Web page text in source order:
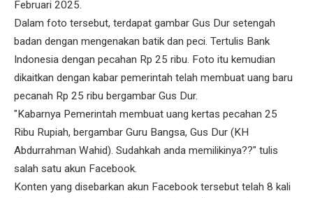
Februari 2025.
Dalam foto tersebut, terdapat gambar Gus Dur setengah
badan dengan mengenakan batik dan peci. Tertulis Bank
Indonesia dengan pecahan Rp 25 ribu. Foto itu kemudian
dikaitkan dengan kabar pemerintah telah membuat uang baru
pecanah Rp 25 ribu bergambar Gus Dur.
"Kabarnya Pemerintah membuat uang kertas pecahan 25
Ribu Rupiah, bergambar Guru Bangsa, Gus Dur (KH
Abdurrahman Wahid). Sudahkah anda memilikinya??" tulis
salah satu akun Facebook.
Konten yang disebarkan akun Facebook tersebut telah 8 kali